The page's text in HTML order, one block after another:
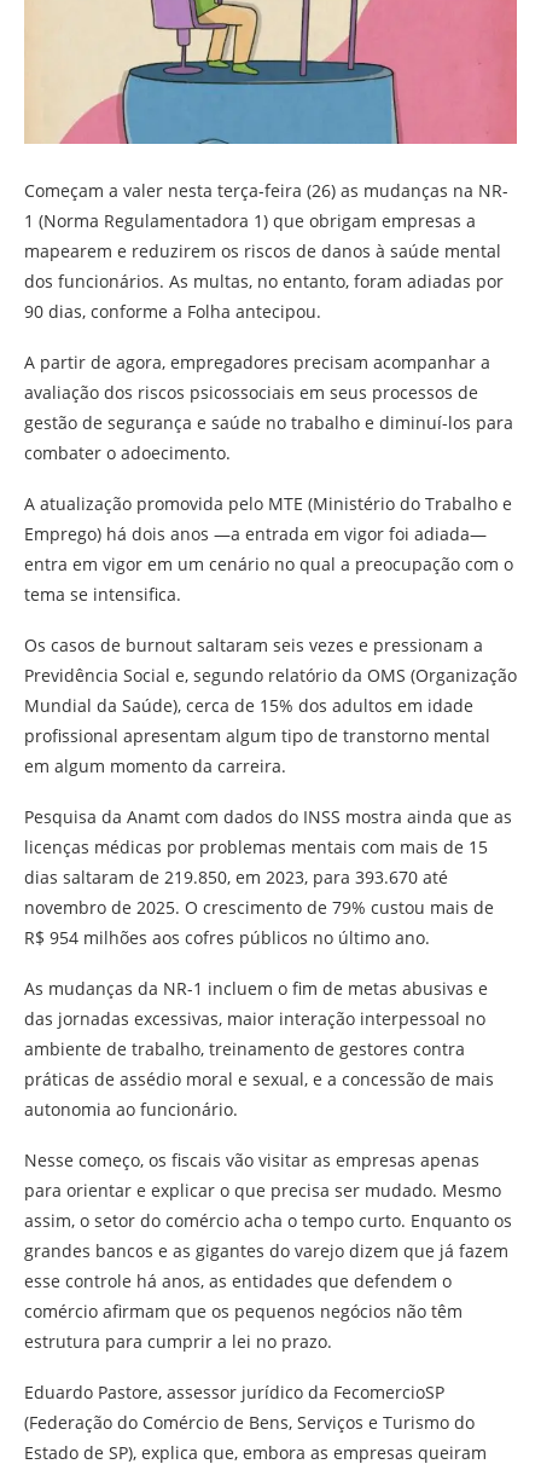
Começam a valer nesta terça-feira (26) as mudanças na NR-
1 (Norma Regulamentadora 1) que obrigam empresas a
mapearem e reduzirem os riscos de danos à saúde mental
dos funcionários. As multas, no entanto, foram adiadas por
90 dias, conforme a Folha antecipou.
A partir de agora, empregadores precisam acompanhar a
avaliação dos riscos psicossociais em seus processos de
gestão de segurança e saúde no trabalho e diminuí-los para
combater o adoecimento.
A atualização promovida pelo MTE (Ministério do Trabalho e
Emprego) há dois anos —a entrada em vigor foi adiada—
entra em vigor em um cenário no qual a preocupação com o
tema se intensifica.
Os casos de burnout saltaram seis vezes e pressionam a
Previdência Social e, segundo relatório da OMS (Organização
Mundial da Saúde), cerca de 15% dos adultos em idade
profissional apresentam algum tipo de transtorno mental
em algum momento da carreira.
Pesquisa da Anamt com dados do INSS mostra ainda que as
licenças médicas por problemas mentais com mais de 15
dias saltaram de 219.850, em 2023, para 393.670 até
novembro de 2025. O crescimento de 79% custou mais de
R$ 954 milhões aos cofres públicos no último ano.
As mudanças da NR-1 incluem o fim de metas abusivas e
das jornadas excessivas, maior interação interpessoal no
ambiente de trabalho, treinamento de gestores contra
práticas de assédio moral e sexual, e a concessão de mais
autonomia ao funcionário.
Nesse começo, os fiscais vão visitar as empresas apenas
para orientar e explicar o que precisa ser mudado. Mesmo
assim, o setor do comércio acha o tempo curto. Enquanto os
grandes bancos e as gigantes do varejo dizem que já fazem
esse controle há anos, as entidades que defendem o
comércio afirmam que os pequenos negócios não têm
estrutura para cumprir a lei no prazo.
Eduardo Pastore, assessor jurídico da FecomercioSP
(Federação do Comércio de Bens, Serviços e Turismo do
Estado de SP), explica que, embora as empresas queiram